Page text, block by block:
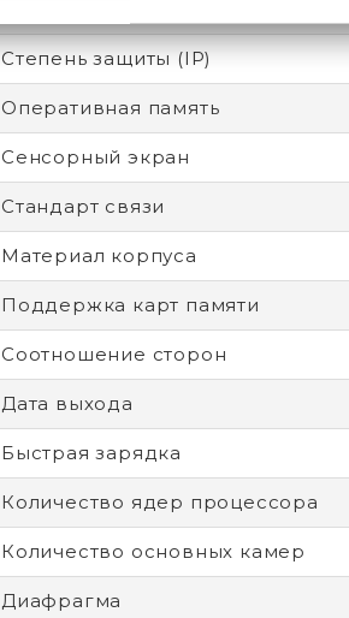
Степень защиты (IP)
Оперативная память
Сенсорный экран
Стандарт связи
Материал корпуса
Поддержка карт памяти
Соотношение сторон
Дата выхода
Быстрая зарядка
Количество ядер процессора
Количество основных камер
Диафрагма